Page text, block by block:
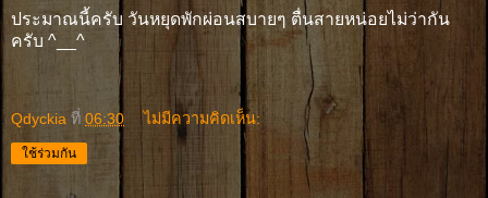
ประมาณนี้ครับ วันหยุดพักผ่อนสบายๆ ตื่นสายหน่อยไม่ว่ากัน
ครับ ^__^
Qdyckia ที่ 06:30 ไม่มีความคิดเห็น:
ใช้ร่วมกัน